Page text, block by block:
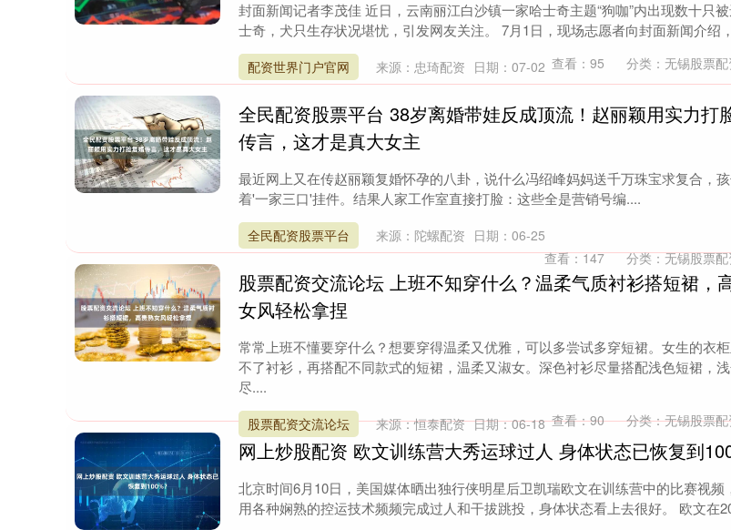
封面新闻记者李茂佳 近日，云南丽江白沙镇一家哈士奇主题“狗咖”内出现数十只
士奇，犬只生存状况堪忧，引发网友关注。 7月1日，现场志愿者向封面新闻介绍
配资世界门户官网 来源：忠琦配资 日期：07-02 查看： 95 分类： 无锡股票
全民配资股票平台 38岁离婚带娃反成顶流！赵丽颖用实力打
传言，这才是真大女主
最近网上又在传赵丽颖复婚怀孕的八卦，说什么冯绍峰妈妈送千万珠宝求复合，
着'一家三口'挂件。结果人家工作室直接打脸：这些全是营销号编....
全民配资股票平台 来源：陀螺配资 日期：06-25
查看：147 分类：无锡股票
股票配资交流论坛 上班不知穿什么？温柔气质衬衫搭短裙，
女风轻松拿捏
常常上班不懂要穿什么？想要穿得温柔又优雅，可以多尝试多穿短裙。女生的衣
不了衬衫，再搭配不同款式的短裙，温柔又淑女。深色衬衫尽量搭配浅色短裙，
尽....
股票配资交流论坛 来源：恒泰配资 日期：06-18 查看：90 分类：无锡股票
网上炒股配资 欧文训练营大秀运球过人 身体状态已恢复到
北京时间6月10日，美国媒体晒出独行侠明星后卫凯瑞欧文在训练营中的比赛视频
用各种娴熟的控运技术频频完成过人和干拔跳投，身体状态看上去很好。 欧文在